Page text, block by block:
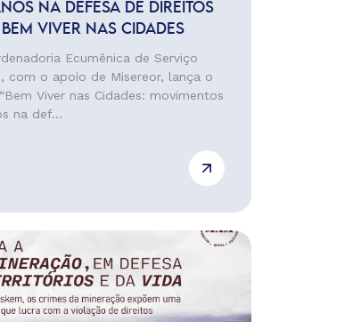
NA DEFESA DE DIREITOS
BEM VIVER NAS CIDADES
Ecumênica de Serviço
com o apoio de Misereor, lança o
Viver nas Cidades: movimentos
na def...